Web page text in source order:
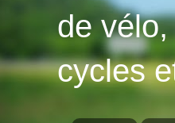
de
cycles